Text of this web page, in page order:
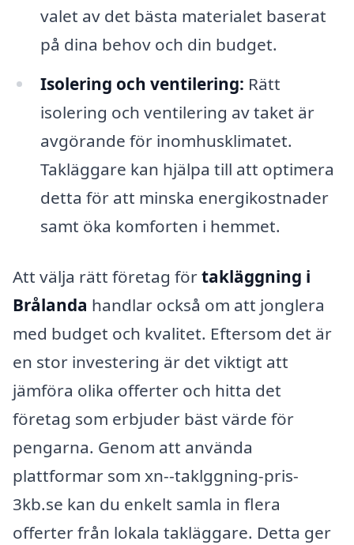
valet av det bästa materialet baserat
på dina behov och din budget.
Isolering och ventilering: Rätt
isolering och ventilering av taket är
avgörande för inomhusklimatet.
Takläggare kan hjälpa till att optimera
detta för att minska energikostnader
samt öka komforten i hemmet.
Att välja rätt företag förtakläggning i
Brålanda handlar också om att jonglera
med budget och kvalitet. Eftersom det är
en stor investering är det viktigt att
jämföra olika offerter och hitta det
företag som erbjuder bäst värde för
pengarna. Genom att använda
plattformar som xn--taklggning-pris-
3kb.se kan du enkelt samla in flera
offerter från lokala takläggare. Detta ger